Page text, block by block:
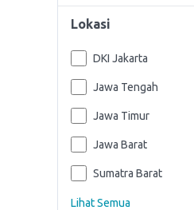
Lokasi
DKI Jakarta
Jawa Tengah
Jawa Timur
Jawa Barat
Sumatra Barat
Lihat Semua